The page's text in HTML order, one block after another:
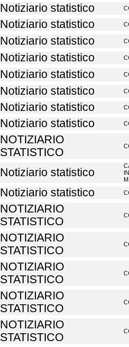
Notiziario statistico
Notiziario statistico
Notiziario statistico
Notiziario statistico
Notiziario statistico
Notiziario statistico
Notiziario statistico
Notiziario statistico
NOTIZIARIO
STATISTICO
Notiziario statistico
Notiziario statistico
NOTIZIARIO
STATISTICO
NOTIZIARIO
STATISTICO
NOTIZIARIO
STATISTICO
NOTIZIARIO
STATISTICO
NOTIZIARIO
STATISTICO